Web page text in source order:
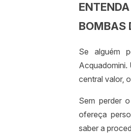
BOMBAS
Se alguém
Acquadomini.
central valor,
Sem perder
ofereça
saber a